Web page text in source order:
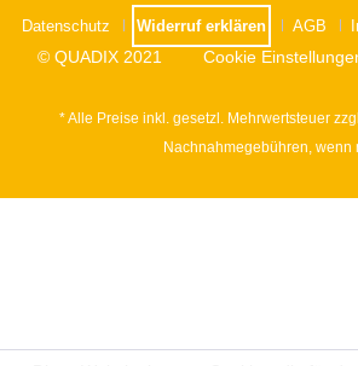
Datenschutz Widerruf erklären AGB
© QUADIX 2021 Cookie
* Alle Preise inkl. gesetzl. Mehrwertsteuer
Nachnahmegebühren,